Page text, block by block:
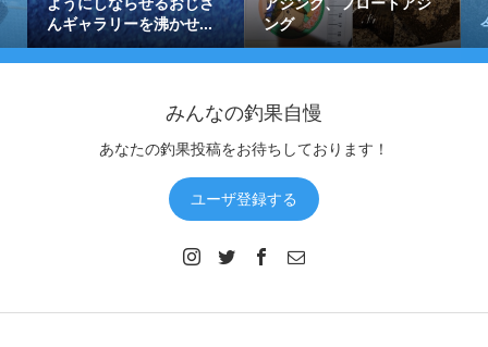
んギャラリーを沸かせ...
ング
みんなの釣果自慢
あなたの釣果投稿をお待ちしております！
ユーザ登録する